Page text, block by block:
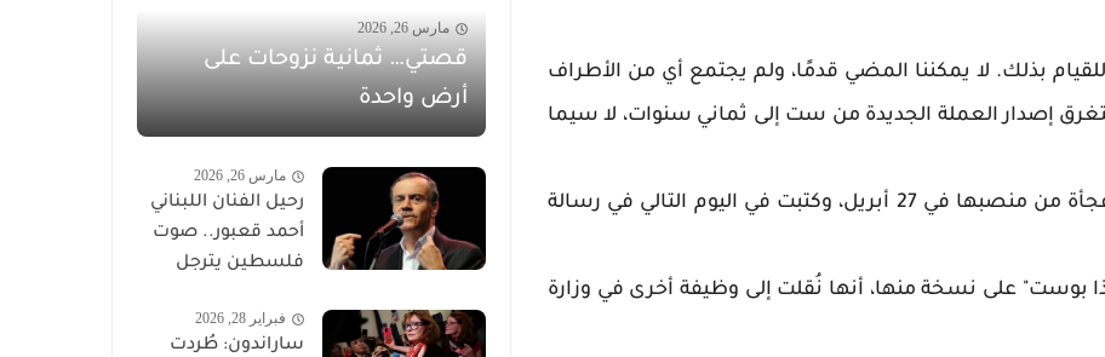
بذلك. لا يمكننا المضي قدمًا، ولم يجتمع أي من الأطراف
إصدار العملة الجديدة من ست إلى ثماني سنوات، لا سيما
وقالت سوليمين إن إدارة وزارة الخزانة نقلتها فجأة من منصبها في 27 أبريل، وكتبت في اليوم التالي في رسالة
بوست" على نسخة منها، أنها نُقلت إلى وظيفة أخرى في وزارة
مارس 26, 2026
قصتي… ثمانية نزوحات على
أرض واحدة
مارس 26, 2026
رحيل الفنان اللبناني
أحمد قعبور.. صوت
فلسطين يترجل
فبراير 28, 2026
ساراندون: طُردت